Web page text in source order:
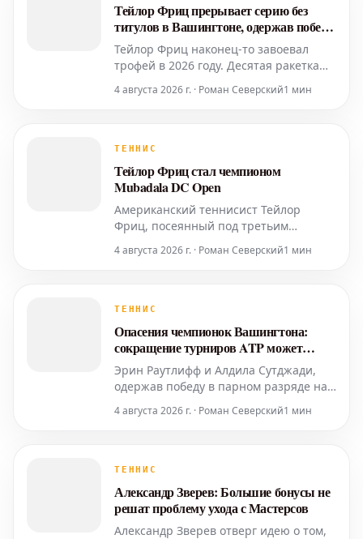
Тейлор Фриц прерывает серию без
титулов в Вашингтоне, одержав победу
над Йодаром
Тейлор Фриц наконец-то завоевал
трофей в 2026 году. Десятая ракетка
мира преодолела напряженный и
драматичный финал, победив юного
Mubadala DC Open. Это первый титул
не позволил 19-летнему испанцу
4 августа 2026 г. · Роман Северский1 мин
ТЕННИС
Тейлор Фриц стал чемпионом
Mubadala DC Open
Американский теннисист Тейлор
Фриц, посеянный под третьим
номером, одержал победу на турнире
Mubadala DC Open, обыграв испанца
для него первым в 2026 году. Фриц,
рейтинга, на своем пути
4 августа 2026 г. · Роман Северский1 мин
ТЕННИС
Опасения чемпионок Вашингтона:
сокращение турниров ATP может
затронуть WTA
Эрин Раутлифф и Алдила Сутджади,
одержав победу в парном разряде на
турнире в Вашингтоне, выразили
свою обеспокоенность по поводу
опасаются, что эти меры могут
женский тур WTA. Однако, они
положительно
4 августа 2026 г. · Роман Северский1 мин
ТЕННИС
Александр Зверев: Большие бонусы не
решат проблему ухода с Мастерсов
Александр Зверев отверг идею о том,